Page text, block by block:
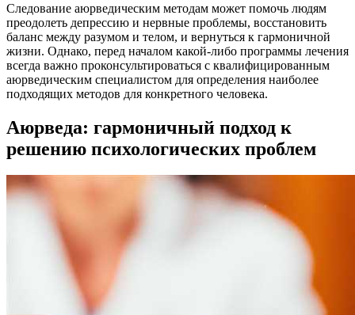
Следование аюрведическим методам может помочь людям
преодолеть депрессию и нервные проблемы, восстановить
баланс между разумом и телом, и вернуться к гармоничной
жизни. Однако, перед началом какой-либо программы лечения
всегда важно проконсультироваться с квалифицированным
аюрведическим специалистом для определения наиболее
подходящих методов для конкретного человека.
Аюрведа: гармоничный подход к
решению психологических проблем